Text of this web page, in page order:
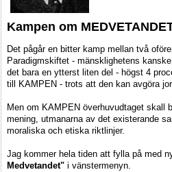
Kampen om
Det pågår en bitter kamp mellan två
Paradigmskiftet - mänsklighetens
det bara en ytterst liten del - högst 4
till KAMPEN - trots att den kan avgöra
Men om KAMPEN överhuvudtaget
mening, utmanarna av det existerande
moraliska och etiska riktlinjer.
Jag kommer hela tiden att fylla på med
Medvetandet" i vänstermenyn.